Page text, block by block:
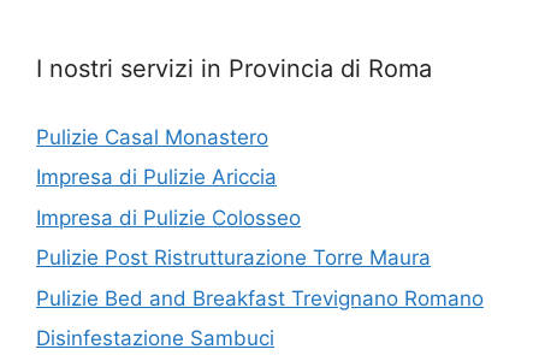
I nostri servizi in Provincia di Roma
Pulizie Casal Monastero
Impresa di Pulizie Ariccia
Impresa di Pulizie Colosseo
Pulizie Post Ristrutturazione Torre Maura
Pulizie Bed and Breakfast Trevignano Romano
Disinfestazione Sambuci